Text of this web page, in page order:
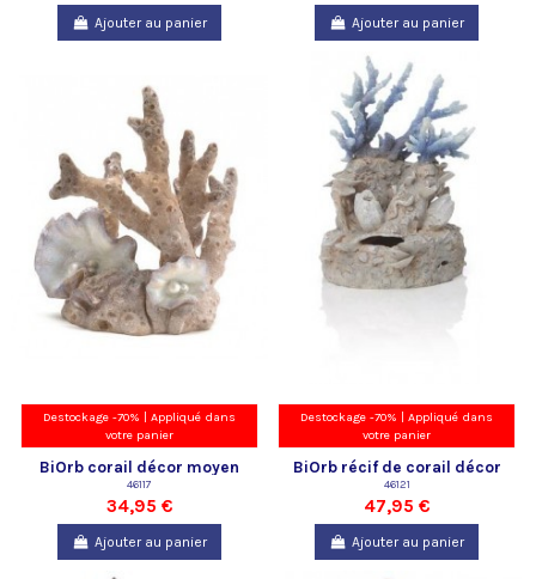
Ajouter au panier Ajouter au panier
Destockage -70% | Appliqué dans
votre panier
BiOrb corail décor moyen
Oase
46117
34,95 €
Ajouter au panier
Destockage -70% | Appliqué dans
votre panier
BiOrb récif de corail décor
bleu Oase
46121
47,95 €
Ajouter au panier